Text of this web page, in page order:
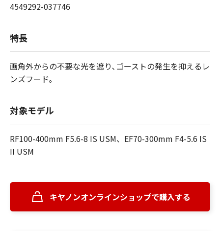
4549292-037746
特長
画角外からの不要な光を遮り､ゴーストの発生を抑えるレ
ンズフード｡
対象モデル
RF100-400mm F5.6-8 IS USM、EF70-300mm F4-5.6 IS
II USM
キヤノンオンラインショップで購入する